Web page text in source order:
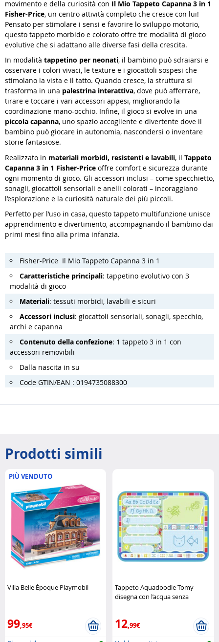
movimento e della curiosità con Il Mio Tappeto Capanna 3 in 1
Fisher-Price, un centro attività completo che cresce con lui!
Pensato per stimolare i sensi e favorire lo sviluppo motorio,
questo tappeto morbido e colorato offre tre modalità di gioco
evolutive che si adattano alle diverse fasi della crescita.
In modalità tappetino per neonati, il bambino può sdraiarsi e
osservare i colori vivaci, le texture e i giocattoli sospesi che
stimolano la vista e il tatto. Quando cresce, la struttura si
trasforma in una palestrina interattiva, dove può afferrare,
tirare e toccare i vari accessori appesi, migliorando la
coordinazione mano-occhio. Infine, il gioco si evolve in una
piccola capanna, uno spazio accogliente e divertente dove il
bambino può giocare in autonomia, nascondersi o inventare
storie fantasiose.
Realizzato in materiali morbidi, resistenti e lavabili, il Tappeto
Capanna 3 in 1 Fisher-Price offre comfort e sicurezza durante
ogni momento di gioco. Gli accessori inclusi – come specchietto,
sonagli, giocattoli sensoriali e anelli colorati – incoraggiano
l’esplorazione e la curiosità naturale dei più piccoli.
Perfetto per l’uso in casa, questo tappeto multifunzione unisce
apprendimento e divertimento, accompagnando il bambino dai
primi mesi fino alla prima infanzia.
Fisher-Price Il Mio Tappeto Capanna 3 in 1
Caratteristiche principali: tappetino evolutivo con 3
modalità di gioco
Materiali: tessuti morbidi, lavabili e sicuri
Accessori inclusi: giocattoli sensoriali, sonagli, specchio,
archi e capanna
Contenuto della confezione: 1 tappeto 3 in 1 con
accessori removibili
Dalla nascita in su
Code GTIN/EAN : 0194735088300
Prodotti simili
PIÙ VENDUTO
Villa Belle Époque Playmobil
99,95€
Tappeto Aquadoodle Tomy
disegna con l’acqua senza
12,99€